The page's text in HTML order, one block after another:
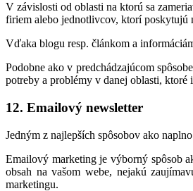
V závislosti od oblasti na ktorú sa
firiem alebo jednotlivcov, ktorí poskytujú
Vďaka blogu resp. článkom a
Podobne ako v predchádzajúcom
potreby a problémy v danej oblasti,
12. Emailový newsletter
Jedným z najlepších spôsobov ako
Emailový marketing je výborný spôsob
obsah na vašom webe, nejakú
marketingu.